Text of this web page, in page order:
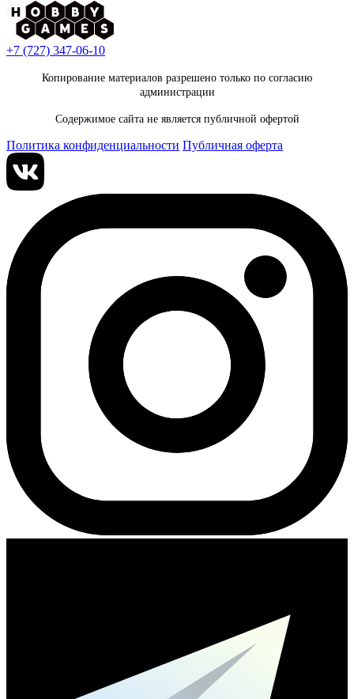
+7 (727) 347-06-10
Копирование материалов разрешено только по согласию
администрации
Содержимое сайта не является публичной офертой
Политика конфиденциальности Публичная оферта